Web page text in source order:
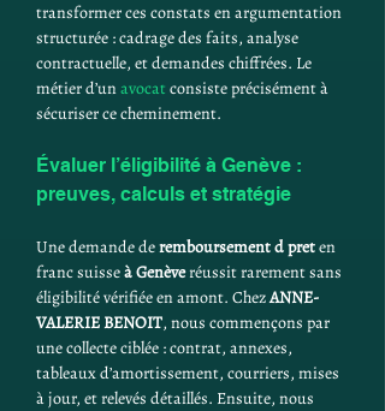
transformer ces constats en argumentation
structurée : cadrage des faits, analyse
contractuelle, et demandes chiffrées. Le
métier d’un avocat consiste précisément à
sécuriser ce cheminement.
Évaluer l’éligibilité à Genève :
preuves, calculs et stratégie
Une demande de remboursement d pret en
franc suisse à Genève réussit rarement sans
éligibilité vérifiée en amont. Chez ANNE-
VALERIE BENOIT, nous commençons par
une collecte ciblée : contrat, annexes,
tableaux d’amortissement, courriers, mises
à jour, et relevés détaillés. Ensuite, nous